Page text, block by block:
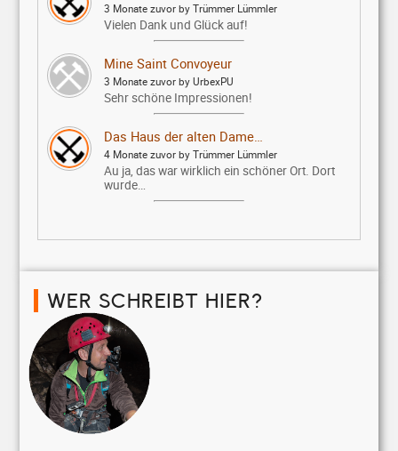
3 Monate zuvor by Trümmer Lümmler
Vielen Dank und Glück auf!
Mine Saint Convoyeur
3 Monate zuvor by UrbexPU
Sehr schöne Impressionen!
Das Haus der alten Dame…
4 Monate zuvor by Trümmer Lümmler
Au ja, das war wirklich ein schöner Ort. Dort
wurde…
WER SCHREIBT HIER?